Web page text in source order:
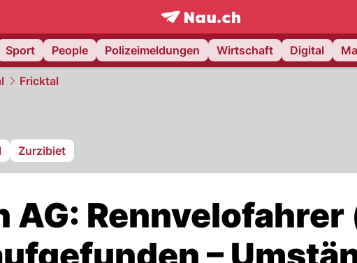
frontpage.NAU.ch
Sport People Polizeimeldungen Wirtschaft Digital
Fricktal
Zurzibiet
AG: Rennvelofahrer